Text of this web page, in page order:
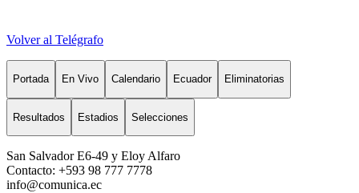
Volver al Telégrafo
Portada En Vivo Calendario Ecuador Eliminatorias
Resultados Estadios Selecciones
San Salvador E6-49 y Eloy Alfaro
Contacto: +593 98 777 7778
info@comunica.ec